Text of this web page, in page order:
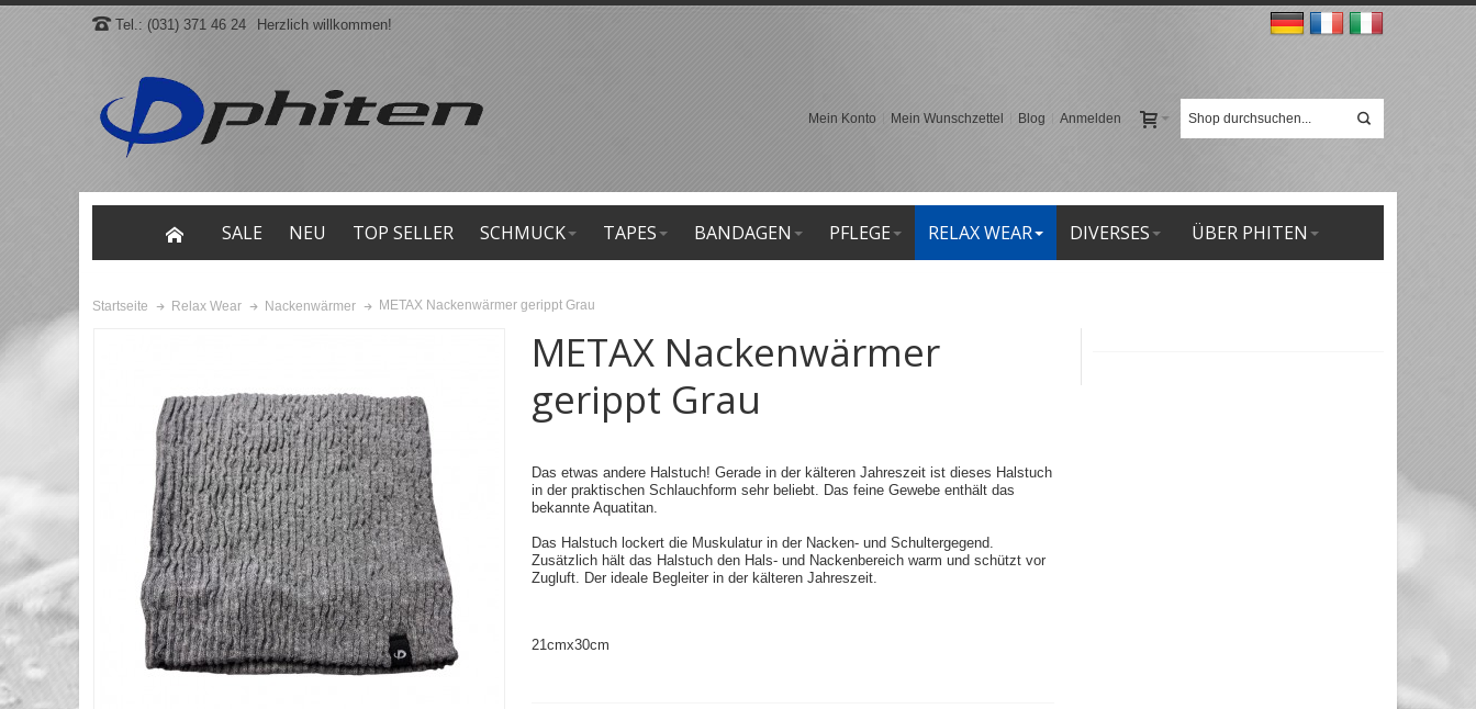
Tel.: (031) 371 46 24 Herzlich willkommen!
Mein Konto Mein Wunschzettel Blog Anmelden
SALE NEU TOP SELLER SCHMUCK TAPES BANDAGEN PFLEGE RELAX WEAR DIVERSES ÜBER PHITEN
Startseite Relax Wear Nackenwärmer METAX Nackenwärmer gerippt Grau
METAX Nackenwärmer
gerippt Grau
Das etwas andere Halstuch! Gerade in der kälteren Jahreszeit ist dieses Halstuch
in der praktischen Schlauchform sehr beliebt. Das feine Gewebe enthält das
bekannte Aquatitan.
Das Halstuch lockert die Muskulatur in der Nacken- und Schultergegend.
Zusätzlich hält das Halstuch den Hals- und Nackenbereich warm und schützt vor
Zugluft. Der ideale Begleiter in der kälteren Jahreszeit.
21cmx30cm